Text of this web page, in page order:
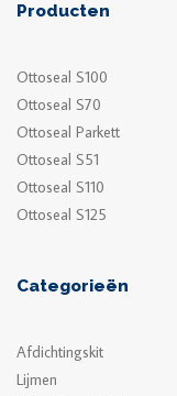
Producten
Ottoseal S100
Ottoseal S70
Ottoseal Parkett
Ottoseal S51
Ottoseal S110
Ottoseal S125
Categorieën
Afdichtingskit
Lijmen